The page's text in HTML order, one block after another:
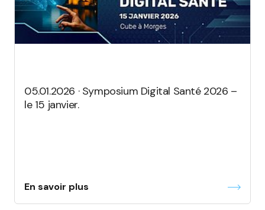
05.01.2026 · Symposium Digital Santé 2026 –
le 15 janvier.
En savoir plus